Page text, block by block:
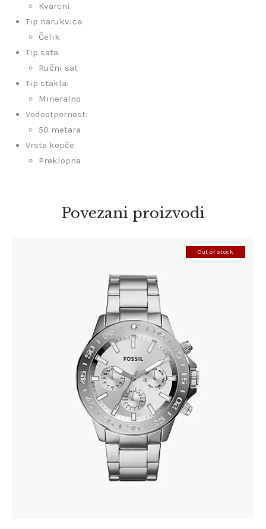
Kvarcni
Tip narukvice:
Čelik
Tip sata:
Ručni sat
Tip stakla:
Mineralno
Vodootpornost:
50 metara
Vrsta kopče:
Preklopna
Povezani proizvodi
Out of stock
FOSSIL BQ2490
305.00 KM